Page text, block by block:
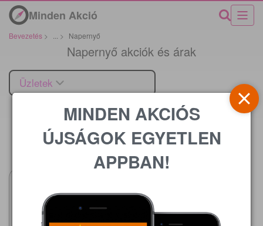
Minden Akció
Bevezetés > > Napernyő
Napernyő akciók és árak
Üzletek
Ár
MINDEN AKCIÓS
ÚJSÁGOK EGYETLEN
APPBAN!